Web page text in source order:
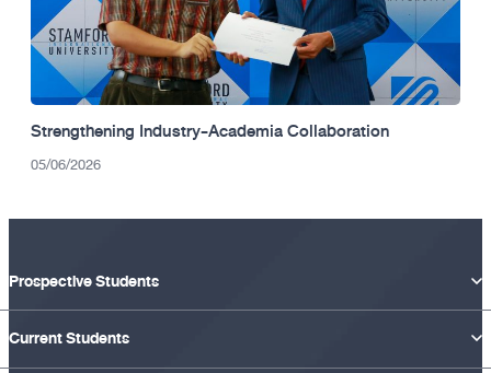
Strengthening Industry-Academia Collaboration
05/06/2026
Prospective Students
Current Students